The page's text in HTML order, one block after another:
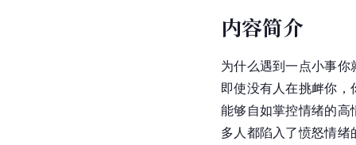
内容简介
为什么遇到一点小事
即使没有人在挑衅你
能够自如掌控情绪的高
多人都陷入了愤怒情